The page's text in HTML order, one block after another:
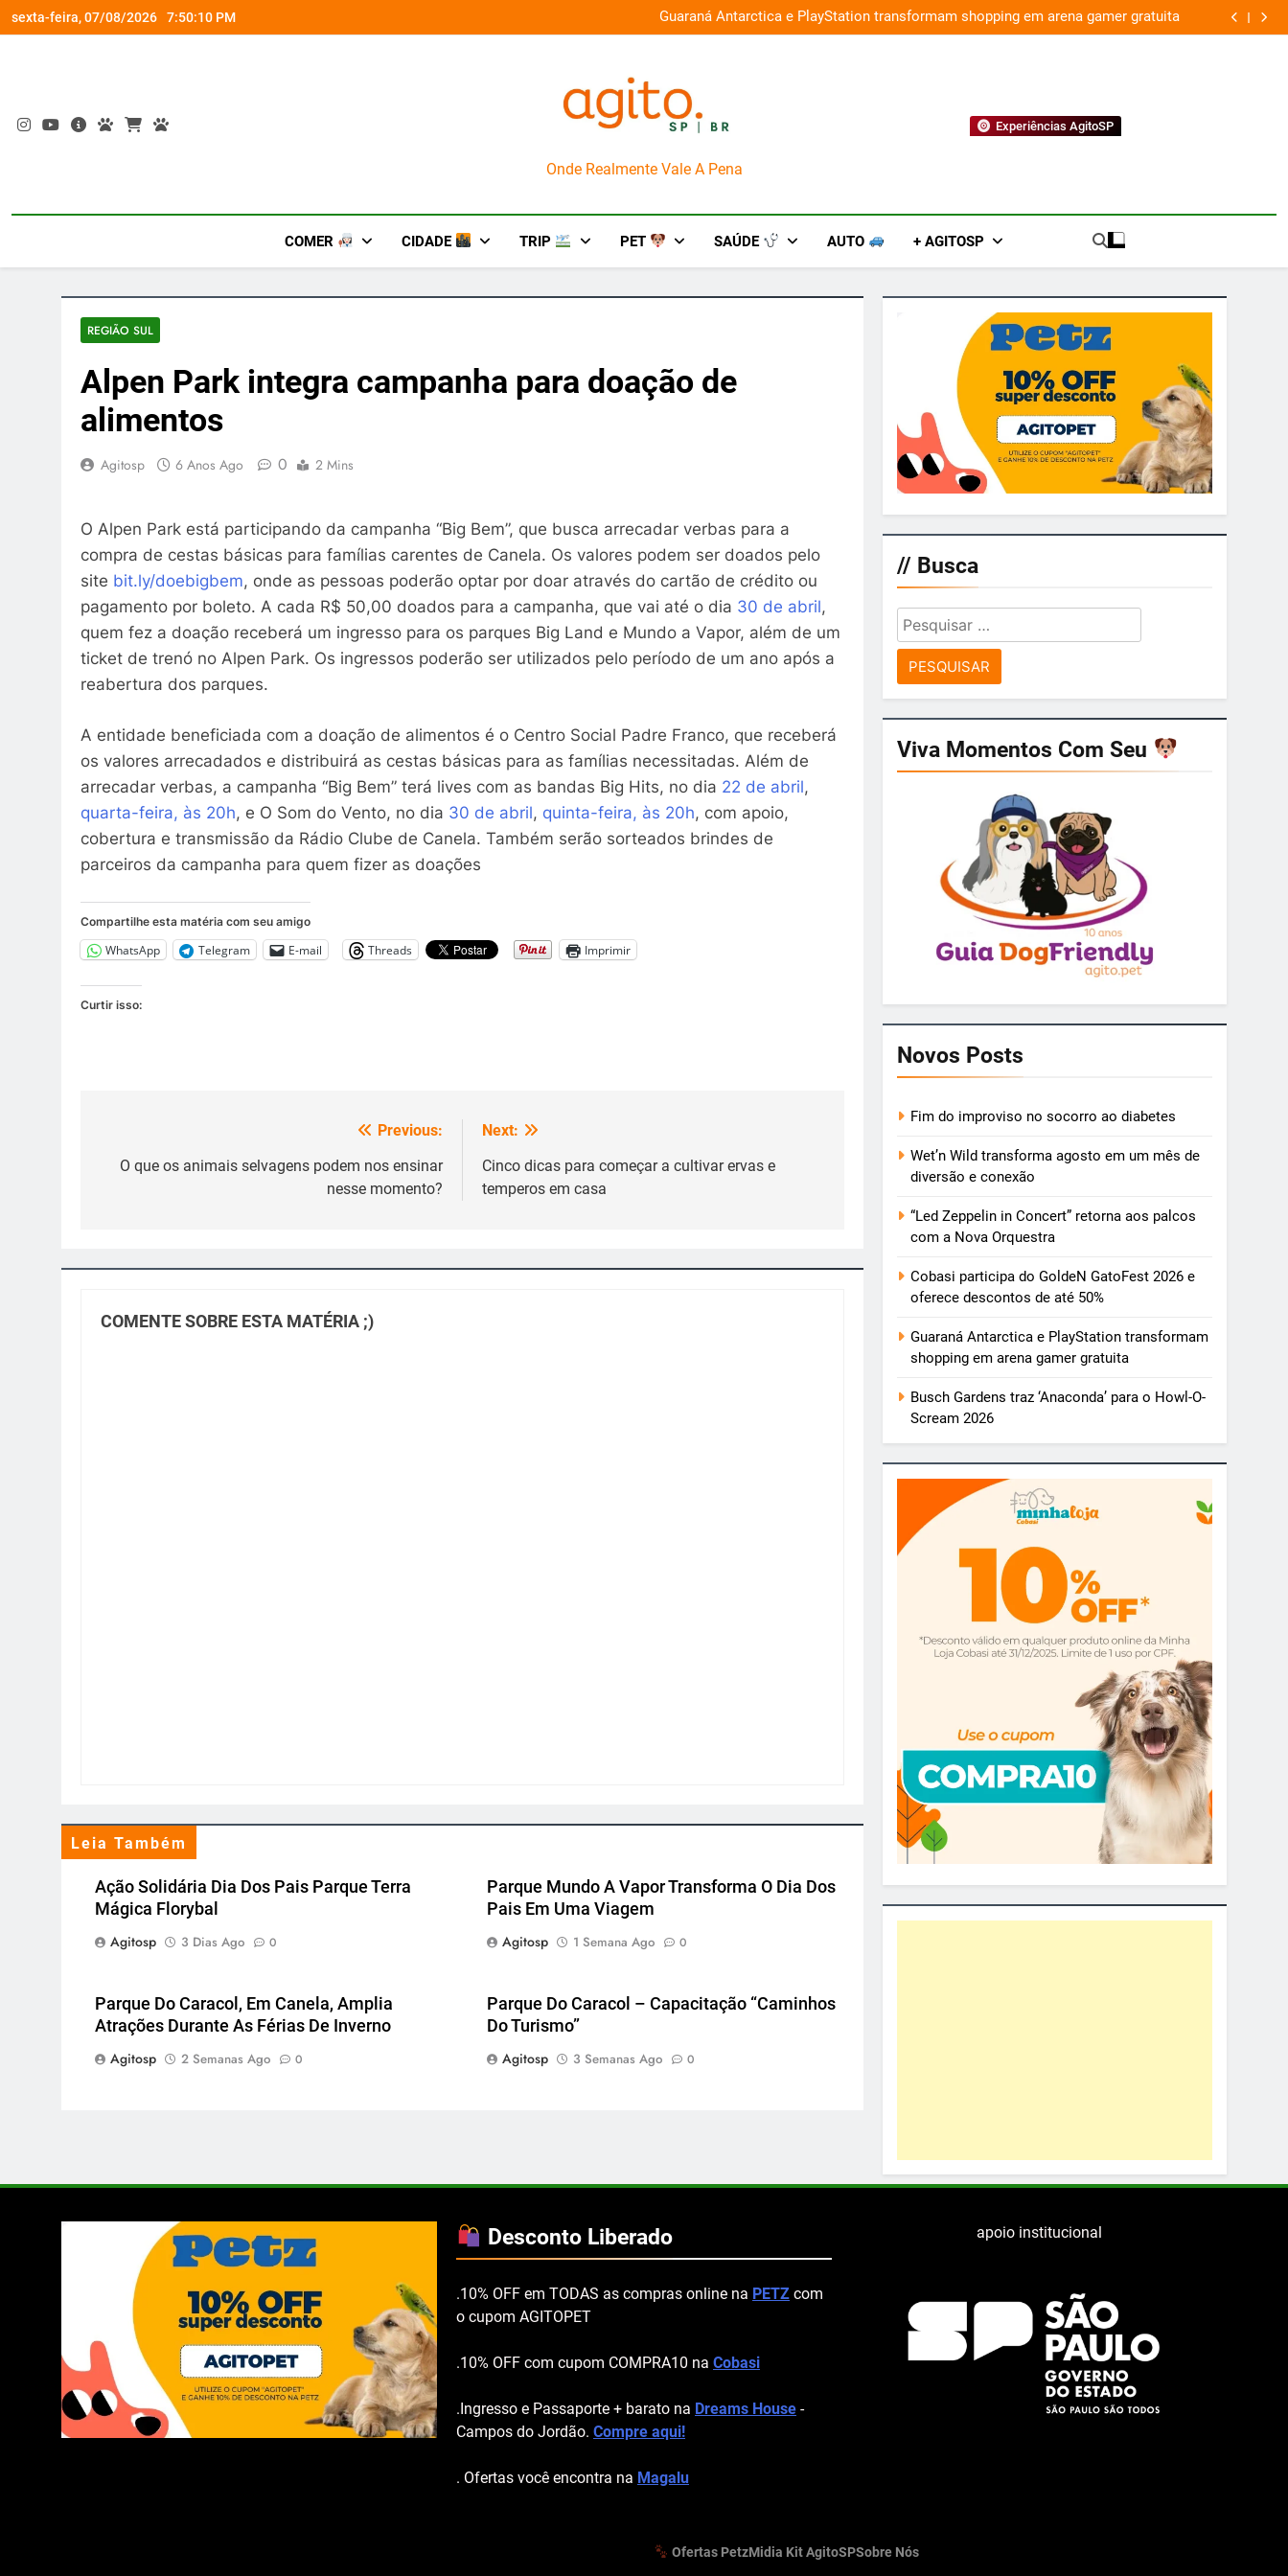
Skip
to
sexta-feira, 07/08/2026 7:50:10 PM
a Nova Orquestra Cobasi participa do GoldeN GatoFest 2026 e oferece descontos de até 50% Guaraná Antarctica e PlayStation transformam shopping em arena gamer gratuita
AgitoSP
Onde Realmente Vale A Pena
Experiências AgitoSP
COMER CIDADE TRIP PET SAÚDE AUTO + AGITOSP
REGIÃO SUL
Alpen Park integra campanha para doação de
alimentos
Agitosp 6 Anos Ago 0 2 Mins
O Alpen Park está participando da campanha “Big Bem”, que busca arrecadar verbas para a
compra de cestas básicas para famílias carentes de Canela. Os valores podem ser doados pelo
site bit.ly/doebigbem, onde as pessoas poderão optar por doar através do cartão de crédito ou
pagamento por boleto. A cada R$ 50,00 doados para a campanha, que vai até o dia 30 de abril,
quem fez a doação receberá um ingresso para os parques Big Land e Mundo a Vapor, além de um
ticket de trenó no Alpen Park. Os ingressos poderão ser utilizados pelo período de um ano após a
reabertura dos parques.
A entidade beneficiada com a doação de alimentos é o Centro Social Padre Franco, que receberá
os valores arrecadados e distribuirá as cestas básicas para as famílias necessitadas. Além de
arrecadar verbas, a campanha “Big Bem” terá lives com as bandas Big Hits, no dia 22 de abril,
quarta-feira, às 20h, e O Som do Vento, no dia 30 de abril, quinta-feira, às 20h, com apoio,
cobertura e transmissão da Rádio Clube de Canela. Também serão sorteados brindes de
parceiros da campanha para quem fizer as doações
Compartilhe esta matéria com seu amigo
WhatsApp Telegram E-mail Threads Imprimir
Curtir isso:
de
Previous:
O que os animais selvagens podem nos ensinar
nesse momento?
Next:
Cinco dicas para começar a cultivar ervas e
temperos em casa
COMENTE SOBRE ESTA MATÉRIA ;)
Leia Também
Ação Solidária Dia Dos Pais Parque Terra
Mágica Florybal
Agitosp
3 Dias Ago 0
Parque Mundo A Vapor Transforma O Dia Dos
Pais Em Uma Viagem
Agitosp
1 Semana Ago 0
Parque Do Caracol, Em Canela, Amplia
Atrações Durante As Férias De Inverno
Agitosp
2 Semanas Ago 0
Parque Do Caracol – Capacitação “Caminhos
Do Turismo”
Agitosp
3 Semanas Ago 0
// Busca
Pesquisar
por:
Viva Momentos Com Seu
Novos Posts
Fim do improviso no socorro ao diabetes
Wet’n Wild transforma agosto em um mês de
diversão e conexão
“Led Zeppelin in Concert” retorna aos palcos
com a Nova Orquestra
Cobasi participa do GoldeN GatoFest 2026 e
oferece descontos de até 50%
Guaraná Antarctica e PlayStation transformam
shopping em arena gamer gratuita
Busch Gardens traz ‘Anaconda’ para o Howl-O-
Scream 2026
Desconto Liberado
.10% OFF em TODAS as compras online na PETZ com
o cupom AGITOPET
.10% OFF com cupom COMPRA10 na Cobasi
.Ingresso e Passaporte + barato na Dreams House -
Campos do Jordão. Compre aqui!
. Ofertas você encontra na Magalu
apoio institucional
Ofertas PetzMidia Kit AgitoSPSobre Nós